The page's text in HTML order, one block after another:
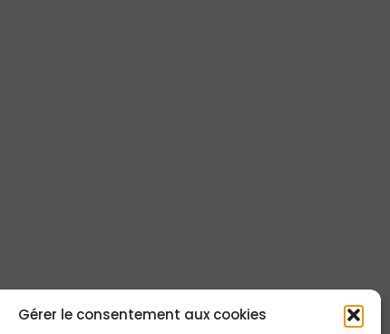
Gérer le consentement aux cookies